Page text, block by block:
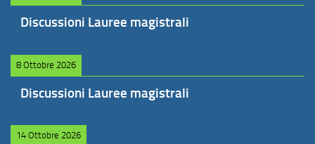
Discussioni Lauree magistrali
8 Ottobre 2026
Discussioni Lauree magistrali
14 Ottobre 2026